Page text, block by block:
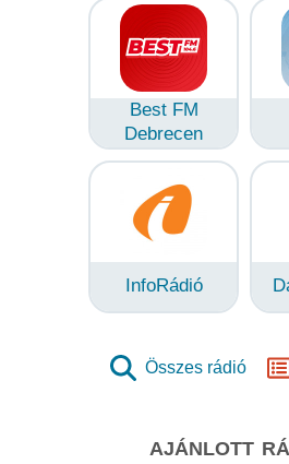
Best FM
Debrecen
InfoRádió
Összes rádió
AJÁNLOTT